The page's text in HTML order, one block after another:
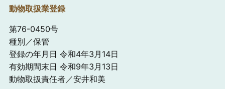
動物取扱業登録
第76-0450号
種別／保管
登録の年月日 令和4年3月14日
有効期間末日 令和9年3月13日
動物取扱責任者／安井和美